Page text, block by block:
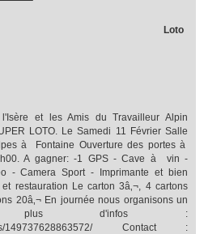
Loto
et les Amis du Travailleur Alpin
LOTO. Le Samedi 11 Février Salle
à Fontaine Ouverture des portes à
A gagner: -1 GPS - Cave à vin -
- Camera Sport - Imprimante et bien
restauration Le carton 3â‚¬, 4 cartons
20â‚¬ En journée nous organisons un
plus d'infos :
149737628863572/ Contact :